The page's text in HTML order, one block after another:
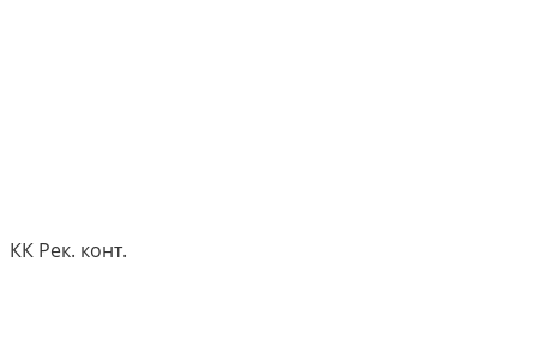
КК Рек. конт.